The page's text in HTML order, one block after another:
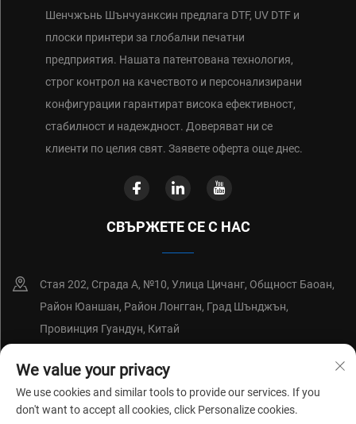
Шенчжънь Шънчуанксин предлага DTF, UV DTF и
плоски принтери за глобални печатни
предприятия. Нашата патентована технология,
строг контрол на качеството и персонализирани
конфигурации гарантират висока ефективност,
стабилност и надеждност. Доверяват ни се
клиенти по целия свят. Заявете оферта още днес.
СВЪРЖЕТЕ СЕ С НАС
Стая 202, Сграда А, №10, Улица Цичанг, Общност Баоан,
Район Юаншан, Район Лонгган, Град Шънджън,
Провинция Гуандун, Китай
+86-18214652676
[email protected]
We value your privacy
We use cookies and similar tools to provide our services. If you
don't want to accept all cookies, click Personalize cookies.